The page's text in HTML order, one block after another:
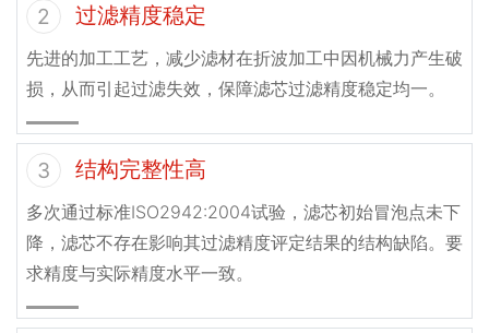
2 过滤精度稳定
先进的加工工艺，减少滤材在折波加工中因机械力产生破
损，从而引起过滤失效，保障滤芯过滤精度稳定均一。
3 结构完整性高
多次通过标准ISO2942:2004试验，滤芯初始冒泡点未下
降，滤芯不存在影响其过滤精度评定结果的结构缺陷。要
求精度与实际精度水平一致。